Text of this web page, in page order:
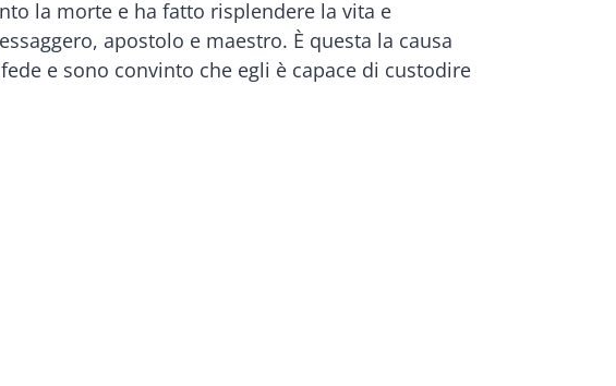
la morte e ha fatto risplendere la vita e
apostolo e maestro. È questa la causa
e sono convinto che egli è capace di custodire